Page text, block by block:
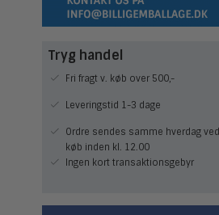
Tryg handel
Fri fragt v. køb over 500,-
Leveringstid 1-3 dage
Ordre sendes samme hverdag ved
køb inden kl. 12.00
Ingen kort transaktionsgebyr